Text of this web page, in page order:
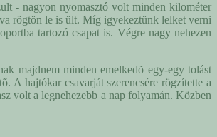
- nagyon nyomasztó volt minden kilométer
rögtön le is ült. Míg igyekeztünk lelket verni
tartozó csapat is. Végre nagy nehezen
majdnem minden emelkedõ egy-egy tolást
A hajtókar csavarját szerencsére rögzítette a
volt a legnehezebb a nap folyamán. Közben